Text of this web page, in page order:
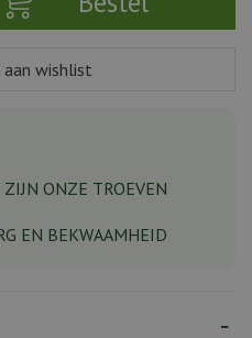
ONZE TROEVEN
EN BEKWAAMHEID